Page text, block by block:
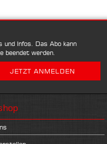
Infos. Das Abo kann
beendet werden.